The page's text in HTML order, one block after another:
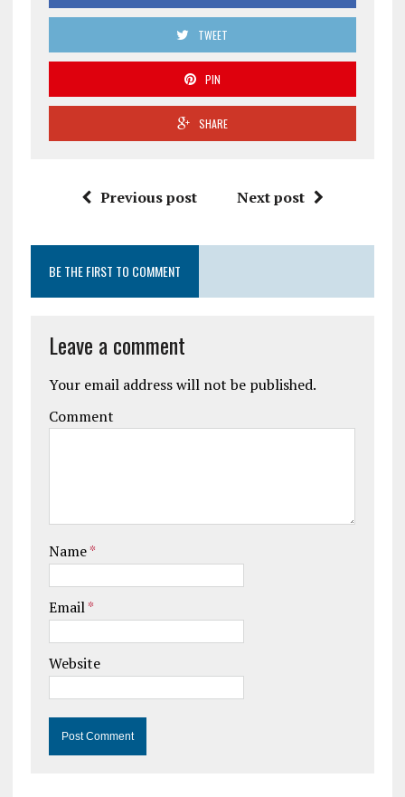
TWEET
PIN
SHARE
Previous post Next post
BE THE FIRST TO COMMENT
Leave a comment
Your email address will not be published.
Comment
Name*
Email*
Website